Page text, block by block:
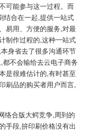
可能参与这一过程。而
结合在一起,提供一站式
易用、方便的服务,对最
制作过程的,这种一站式
身省去了很多沟通环节
不会输给去云电子商务
是很难估计的,有时甚至
刷品的购买者用户而言,
络合版大鳄竞争,周到的
手段,拚印刷价格没有出